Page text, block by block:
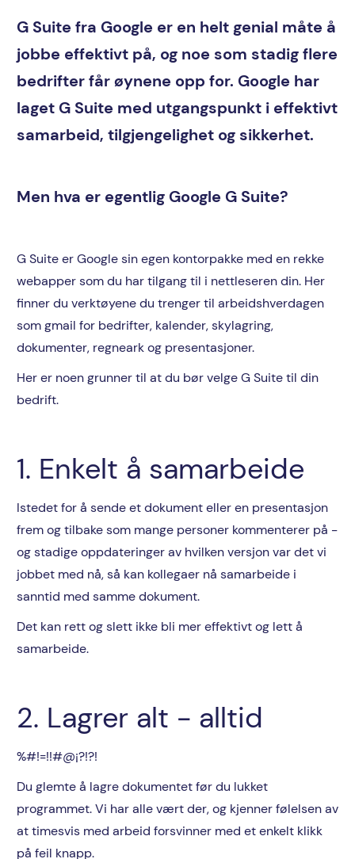
G Suite fra Google er en helt genial måte å
jobbe effektivt på, og noe som stadig flere
bedrifter får øynene opp for. Google har
laget G Suite med utgangspunkt i effektivt
samarbeid, tilgjengelighet og sikkerhet.
Men hva er egentlig Google G Suite?
G Suite er Google sin egen kontorpakke med en rekke
webapper som du har tilgang til i nettleseren din. Her
finner du verktøyene du trenger til arbeidshverdagen
som gmail for bedrifter, kalender, skylagring,
dokumenter, regneark og presentasjoner.
Her er noen grunner til at du bør velge G Suite til din
bedrift.
1. Enkelt å samarbeide
Istedet for å sende et dokument eller en presentasjon
frem og tilbake som mange personer kommenterer på -
og stadige oppdateringer av hvilken versjon var det vi
jobbet med nå, så kan kollegaer nå samarbeide i
sanntid med samme dokument.
Det kan rett og slett ikke bli mer effektivt og lett å
samarbeide.
2. Lagrer alt - alltid
%#!=!!#@¡?!?!
Du glemte å lagre dokumentet før du lukket
programmet. Vi har alle vært der, og kjenner følelsen av
at timesvis med arbeid forsvinner med et enkelt klikk
på feil knapp.